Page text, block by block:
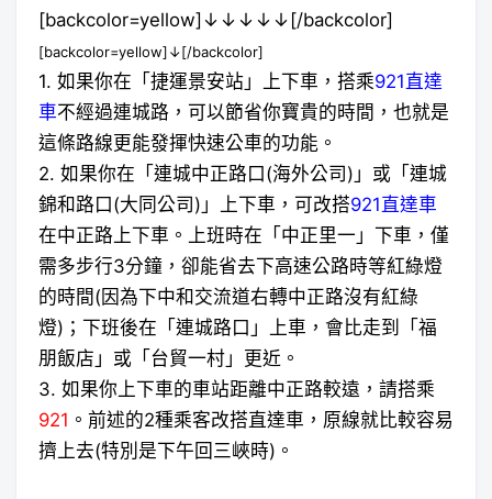
[backcolor=yellow]↓↓↓↓↓[/backcolor]
[backcolor=yellow]↓[/backcolor]
1. 如果你在「捷運景安站」上下車，搭乘921直達
車不經過連城路，可以節省你寶貴的時間，也就是
這條路線更能發揮快速公車的功能。
2. 如果你在「連城中正路口(海外公司)」或「連城
錦和路口(大同公司)」上下車，可改搭921直達車
在中正路上下車。上班時在「中正里一」下車，僅
需多步行3分鐘，卻能省去下高速公路時等紅綠燈
的時間(因為下中和交流道右轉中正路沒有紅綠
燈)；下班後在「連城路口」上車，會比走到「福
朋飯店」或「台貿一村」更近。
3. 如果你上下車的車站距離中正路較遠，請搭乘
921 。前述的2種乘客改搭直達車，原線就比較容易
擠上去(特別是下午回三峽時) 。